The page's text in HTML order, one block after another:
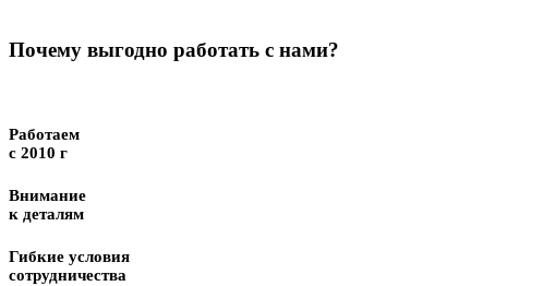
Почему выгодно работать с нами?
Работаем
с 2010 г
Внимание
к деталям
Гибкие условия
сотрудничества